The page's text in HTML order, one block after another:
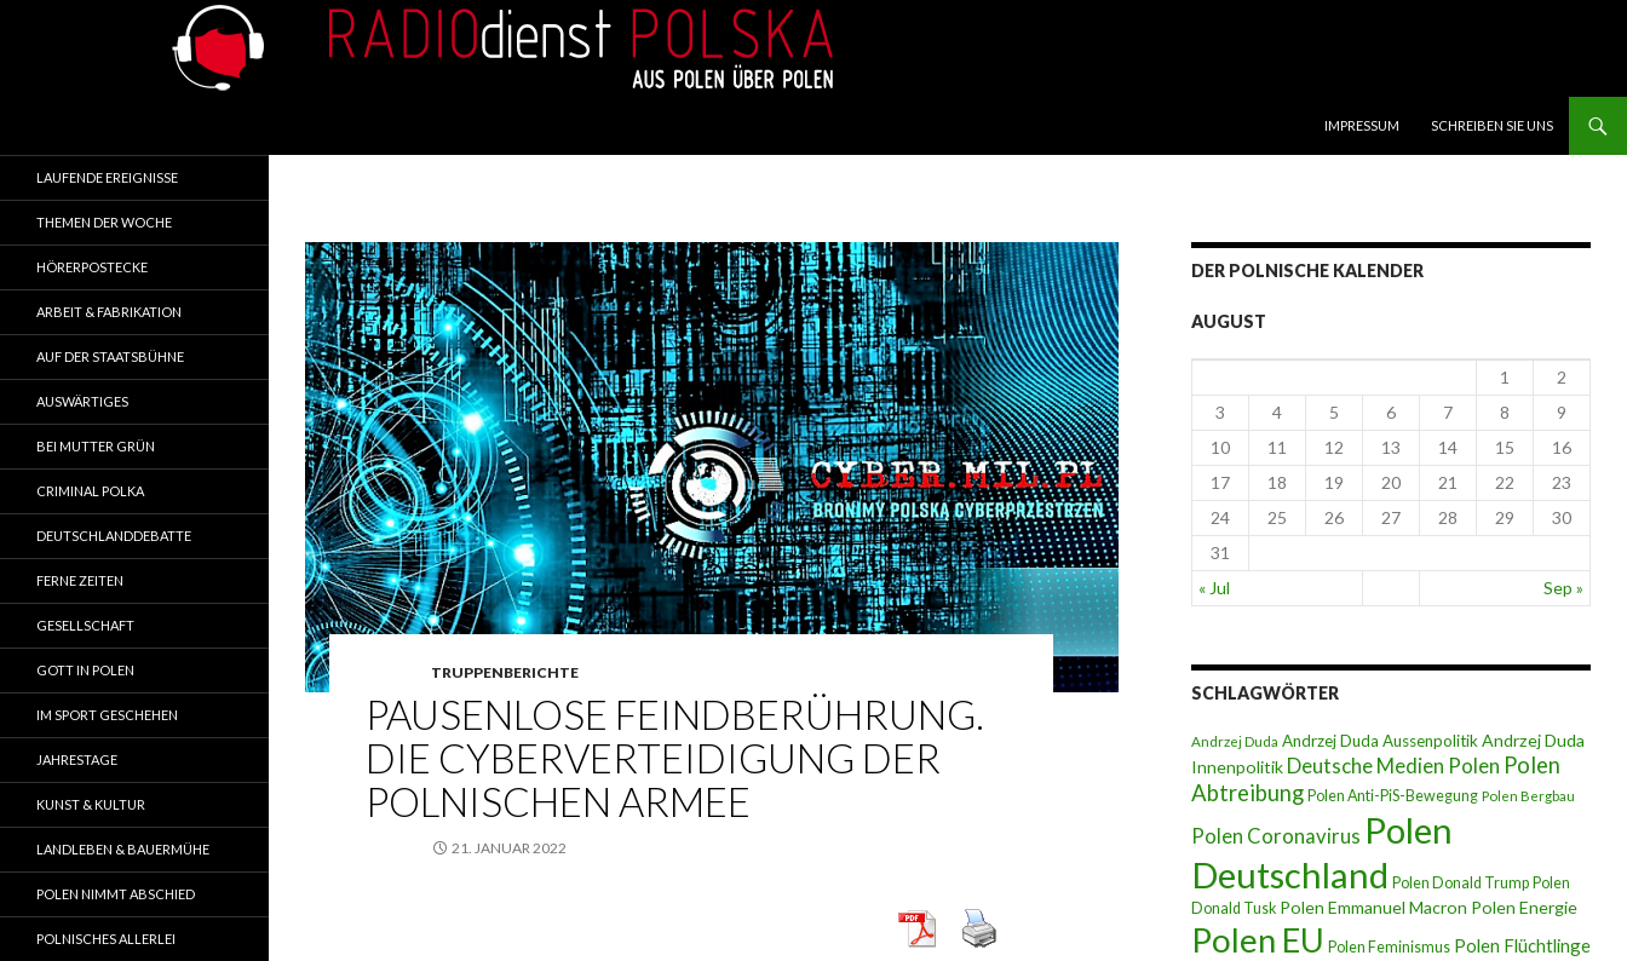
IMPRESSUM
SCHREIBEN SIE UNS
TRUPPENBERICHTE
PAUSENLOSE FEINDBERÜHRUNG.
DIE CYBERVERTEIDIGUNG DER
POLNISCHEN ARMEE
21. JANUAR 2022
DER POLNISCHE KALENDER
AUGUST
« Jul Sep »
1
2
3
4 5 6 7 8
9
10
11 12 13 14 15
16
17
18 19 20 21 22
23
24
25 26 27 28 29
30
31
SCHLAGWÖRTER
Andrzej Duda Andrzej Duda Aussenpolitik Andrzej Duda
Innenpolitik Deutsche Medien Polen Polen
Abtreibung Polen Anti-PiS-Bewegung Polen Bergbau
Polen Coronavirus Polen
Deutschland Polen Donald Trump Polen
Donald Tusk Polen Emmanuel Macron Polen Energie
Polen EU Polen Feminismus Polen Flüchtlinge
LAUFENDE EREIGNISSE
THEMEN DER WOCHE
HÖRERPOSTECKE
ARBEIT & FABRIKATION
AUF DER STAATSBÜHNE
AUSWÄRTIGES
BEI MUTTER GRÜN
CRIMINAL POLKA
DEUTSCHLANDDEBATTE
FERNE ZEITEN
GESELLSCHAFT
GOTT IN POLEN
IM SPORT GESCHEHEN
JAHRESTAGE
KUNST & KULTUR
LANDLEBEN & BAUERMÜHE
POLEN NIMMT ABSCHIED
POLNISCHES ALLERLEI